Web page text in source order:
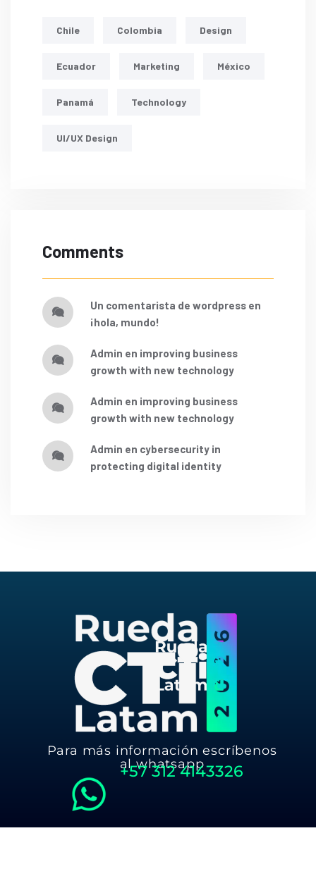
Chile Colombia Design
Ecuador Marketing México
Panamá Technology
UI/UX Design
Comments
un comentarista de wordpress en
¡hola, mundo!
admin en improving business
growth with new technology
admin en improving business
growth with new technology
admin en cybersecurity in
protecting digital identity
Para más información escríbenos
al whatsapp
+57312 4143326